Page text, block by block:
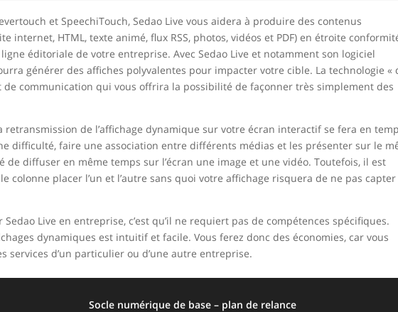
et SpeechiTouch, Sedao Live vous aidera à produire des contenus
internet, HTML, texte animé, flux RSS, photos, vidéos et PDF) en étroite
éditoriale de votre entreprise. Avec Sedao Live et notamment son logiciel
générer des affiches polyvalentes pour impacter votre cible. La technologie «
communication qui vous offrira la possibilité de façonner très simplement des
retransmission de l’affichage dynamique sur votre écran interactif se fera en
difficulté, faire une association entre différents médias et les présenter sur le
de diffuser en même temps sur l’écran une image et une vidéo. Toutefois, il est
colonne placer l’un et l’autre sans quoi votre affichage risquera de ne pas capter
Sedao Live en entreprise, c’est qu’il ne requiert pas de compétences spécifiques.
dynamiques est intuitif et facile. Vous ferez donc des économies, car vous
services d’un particulier ou d’une autre entreprise.
Socle numérique de base – plan de relance